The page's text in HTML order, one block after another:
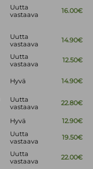
Uutta
vastaava
16.00€
Uutta
vastaava
14.90€
Uutta
vastaava
12.50€
Hyvä 14.90€
Uutta
vastaava
22.80€
Hyvä 12.90€
Uutta
vastaava
19.50€
Uutta
vastaava
22.00€